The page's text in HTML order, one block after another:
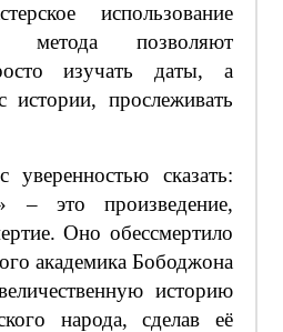
использование
метода позволяют
изучать даты, а
истории, прослеживать
сказать:
– это произведение,
Оно обессмертило
академика Бободжона
историю
народа, сделав её